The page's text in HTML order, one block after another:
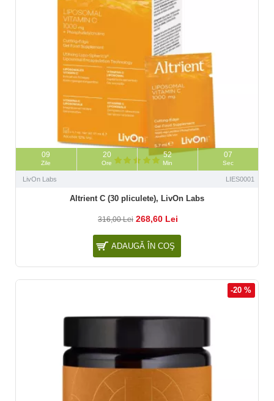
09
Zile
20
Ore
52
Min
06
Sec
LivOn Labs LIES0001
Altrient C (30 pliculete), LivOn Labs
316,00 Lei 268,60 Lei
ADAUGĂ ÎN COŞ
-20 %